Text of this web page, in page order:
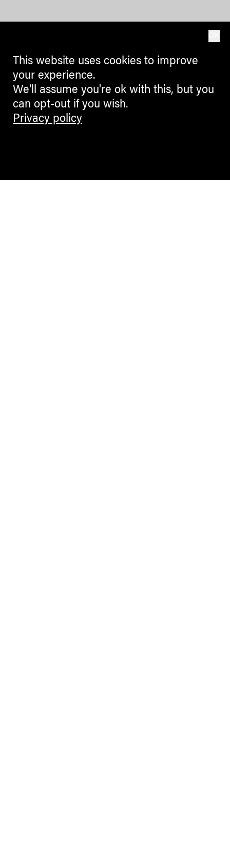
This website uses cookies to improve
your experience.
We'll assume you're ok with this, but you
can opt-out if you wish.
Privacy policy